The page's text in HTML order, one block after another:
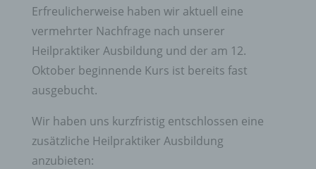
Erfreulicherweise haben wir aktuell eine
vermehrter Nachfrage nach unserer
Heilpraktiker Ausbildung und der am 12.
Oktober beginnende Kurs ist bereits fast
ausgebucht.
Wir haben uns kurzfristig entschlossen eine
zusätzliche Heilpraktiker Ausbildung
anzubieten: